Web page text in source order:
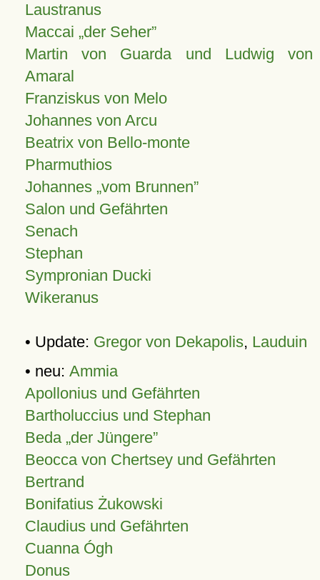
Laustranus
Maccai „der Seher”
Martin von Guarda und Ludwig von
Amaral
Franziskus von Melo
Johannes von Arcu
Beatrix von Bello-monte
Pharmuthios
Johannes vom Brunnen
Salon und Gefährten
Senach
Stephan
Sympronian Ducki
Wikeranus
• Update: Gregor von Dekapolis, Lauduin
• neu: Ammia
Apollonius und Gefährten
Bartholuccius und Stephan
Beda „der Jüngere”
Beocca von Chertsey und Gefährten
Bertrand
Bonifatius Żukowski
Claudius und Gefährten
Cuanna Ógh
Donus